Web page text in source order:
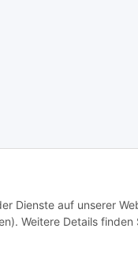
Dienste auf unserer
Weitere Details finden